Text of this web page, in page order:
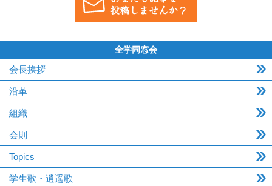
全学同窓会
会長挨拶
沿革
組織
会則
Topics
学生歌・逍遥歌